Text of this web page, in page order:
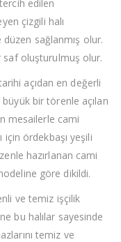
edilen
çizgili halı
sağlanmış olur.
saf oluşturulmuş olur.
açıdan en değerli
bir törenle açılan
mesailerle cami
için ördekbaşı yeşili
hazırlanan cami
göre dikildi.
ve temiz işçilik
bu halılar sayesinde
temiz ve